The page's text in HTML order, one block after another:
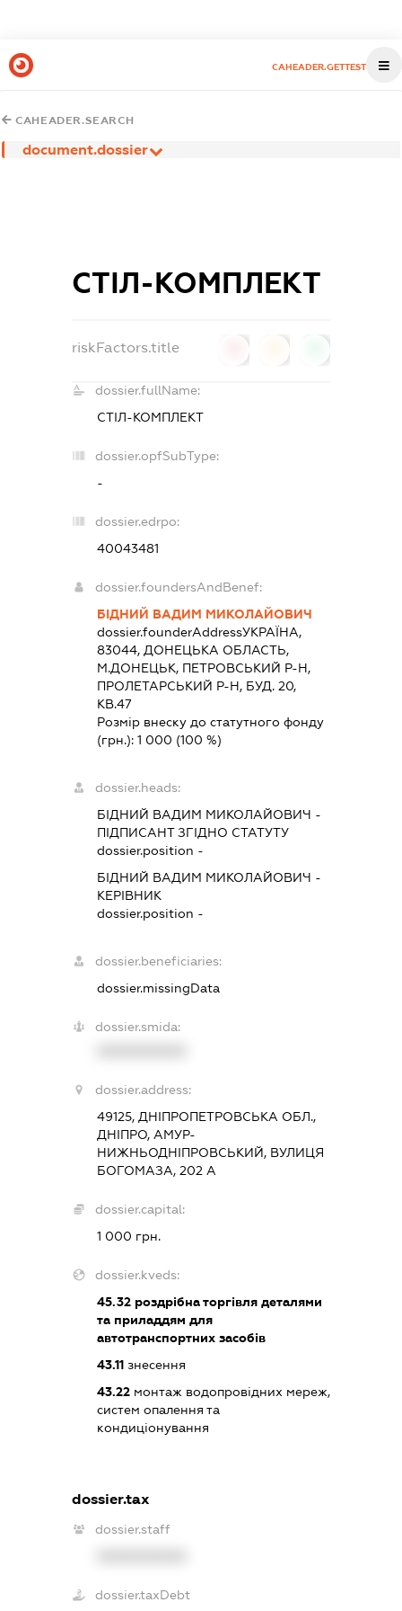
CAHEADER.GETTEST
CAHEADER.SEARCH
document.dossier
СТІЛ-КОМПЛЕКТ
riskFactors.title
dossier.fullName:
СТІЛ-КОМПЛЕКТ
dossier.opfSubType:
-
dossier.edrpo:
40043481
dossier.foundersAndBenef:
БІДНИЙ ВАДИМ МИКОЛАЙОВИЧ
dossier.founderAddressУКРАЇНА,
83044, ДОНЕЦЬКА ОБЛАСТЬ,
М.ДОНЕЦЬК, ПЕТРОВСЬКИЙ Р-Н,
ПРОЛЕТАРСЬКИЙ Р-Н, БУД. 20,
КВ.47
Розмір внеску до статутного фонду
(грн.): 1 000 (100 %)
dossier.heads:
БІДНИЙ ВАДИМ МИКОЛАЙОВИЧ -
ПІДПИСАНТЗГІДНО СТАТУТУ
dossier.position -
БІДНИЙ ВАДИМ МИКОЛАЙОВИЧ -
КЕРІВНИК
dossier.position -
dossier.beneficiaries:
dossier.missingData
dossier.smida:
dossier.address:
49125, ДНІПРОПЕТРОВСЬКА ОБЛ.,
ДНІПРО, АМУР-
НИЖНЬОДНІПРОВСЬКИЙ, ВУЛИЦЯ
БОГОМАЗА, 202 А
dossier.capital:
1 000 грн.
dossier.kveds:
45.32роздрібна торгівля деталями
та приладдям для
автотранспортних засобів
43.11знесення
43.22монтаж водопровідних мереж,
систем опалення та
кондиціонування
dossier.tax
dossier.staff
dossier.taxDebt